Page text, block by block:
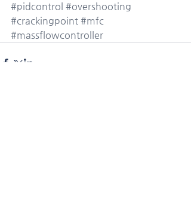
#pidcontrol #overshooting
#crackingpoint #mfc
#massflowcontroller